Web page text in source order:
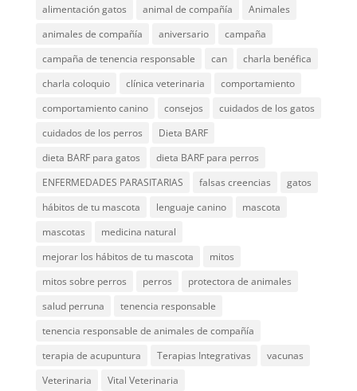
alimentación gatos
animal de compañía
Animales
animales de compañía
aniversario
campaña
campaña de tenencia responsable
can
charla benéfica
charla coloquio
clínica veterinaria
comportamiento
comportamiento canino
consejos
cuidados de los gatos
cuidados de los perros
Dieta BARF
dieta BARF para gatos
dieta BARF para perros
ENFERMEDADES PARASITARIAS
falsas creencias
gatos
hábitos de tu mascota
lenguaje canino
mascota
mascotas
medicina natural
mejorar los hábitos de tu mascota
mitos
mitos sobre perros
perros
protectora de animales
salud perruna
tenencia responsable
tenencia responsable de animales de compañía
terapia de acupuntura
Terapias Integrativas
vacunas
Veterinaria
Vital Veterinaria